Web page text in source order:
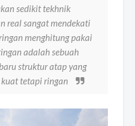
sedikit tekhnik
real sangat mendekati
menghitung pakai
adalah sebuah
struktur atap yang
tetapi ringan